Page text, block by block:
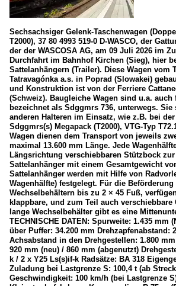
Deutschland
Bahnhöfe
Weil am Rhein
Museen, Ausstellungen und Messen
transport logistic 2019, München
Strecken
KBS 460 (Siegstrecke)
KBS 470 (Linke Rheinstrecke)
Unternehmen
BASF
DB Cargo BTT GmbH
TXLogistik AG
Wagen
2012
2015
2017
2019
2020
2020
2021
2022
2023
2024
2025
2026
Sechsachsiger Gelenk-Taschenwagen
T2000), 37 80 4993 519-0 D-WASCO, der
der der WASCOSA AG, am 09 Juli 2026 im
Durchfahrt im Bahnhof Kirchen (Sieg), hier
Sattelanhängern (Trailer). Diese Wagen vom
Tatravagónka a.s. in Poprad (Slowakei)
und Konstruktion ist von der Ferriere
(Schweiz). Baugleiche Wagen sind u.a. auch
bezeichnet als Sdggmrs 736, unterwegs. Sie
anderen Halteren im Einsatz, wie z.B. bei
Sdggmrs(s) Megapack (T2000), VTG-Typ
Wagen dienen dem Transport von jeweils
maximal 13.600 mm Länge. Jede
Längsrichtung verschiebbaren Stützbock
Sattelanhänger mit einem Gesamtgewicht
Sattelanhänger werden mit Hilfe von
Wagenhälfte) festgelegt. Für die
Wechselbehältern bis zu 2 × 45 Fuß,
klappbare, und zum Teil auch verschiebbare
lange Wechselbehälter gibt es eine
TECHNISCHE DATEN: Spurweite: 1.435 mm
über Puffer: 34.200 mm Drehzapfenabstand:
Achsabstand in den Drehgestellen: 1.800
920 mm (neu) / 860 mm (abgenutzt)
k / 2 x Y25 Ls(s)if-k Radsätze: BA 318
Zuladung bei Lastgrenze S: 100,4 t (ab
Geschwindigkeit: 100 km/h (bei Lastgrenze